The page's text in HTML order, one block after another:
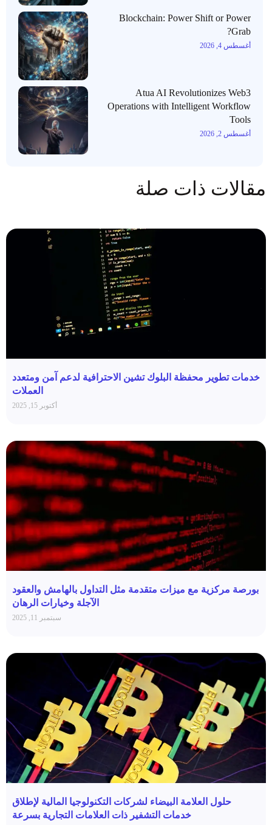
Blockchain: Power Shift or Power
Grab?
أغسطس 4, 2026
Atua AI Revolutionizes Web3
Operations with Intelligent Workflow
Tools
أغسطس 2, 2026
مقالات ذات صلة
خدمات تطوير محفظة البلوك تشين الاحترافية لدعم آمن ومتعدد
العملات
أكتوبر 15, 2025
بورصة مركزية مع ميزات متقدمة مثل التداول بالهامش والعقود
الآجلة وخيارات الرهان
سبتمبر 11, 2025
حلول العلامة البيضاء لشركات التكنولوجيا المالية لإطلاق
خدمات التشفير ذات العلامات التجارية بسرعة